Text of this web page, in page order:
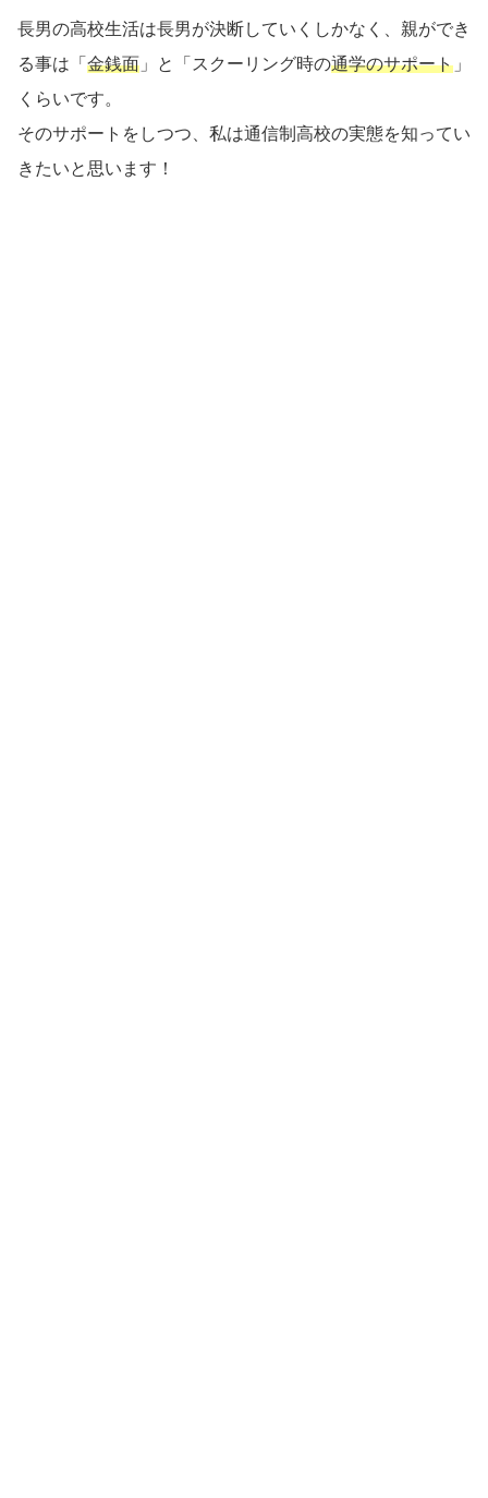
長男の高校生活は長男が決断していくしかなく、親ができ
る事は「 金銭面 」と「スクーリング時の通学のサポート 」
くらいです。
そのサポートをしつつ、私は通信制高校の実態を知ってい
きたいと思います！